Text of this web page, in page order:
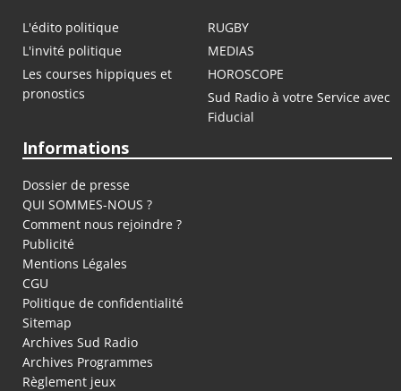
L'édito politique
RUGBY
L'invité politique
MEDIAS
Les courses hippiques et
pronostics
HOROSCOPE
Sud Radio à votre Service avec
Fiducial
Informations
Dossier de presse
QUI SOMMES-NOUS ?
Comment nous rejoindre ?
Publicité
Mentions Légales
CGU
Politique de confidentialité
Sitemap
Archives Sud Radio
Archives Programmes
Règlement jeux